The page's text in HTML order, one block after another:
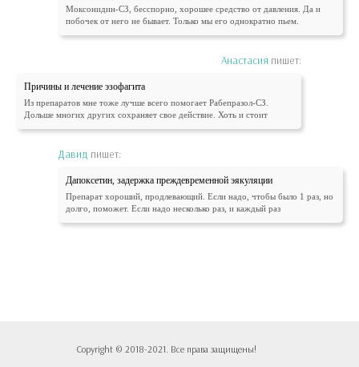
Моксонидин-СЗ, бесспорно, хорошее средство от давления. Да и
побочек от него не бывает. Только мы его однократно пьем.
Анастасия пишет:
Причины и лечение эзофагита
Из препаратов мне тоже лучше всего помогает Рабепразол-СЗ.
Дольше многих других сохраняет свое действие. Хоть и стоит
Давид пишет:
Дапоксетин, задержка преждевременной эякуляции
Препарат хороший, продлевающий. Если надо, чтобы было 1 раз, но
долго, поможет. Если надо несколько раз, и каждый раз
Copyright © 2018-2021. Все права защищены!